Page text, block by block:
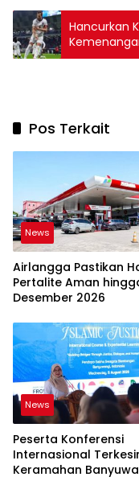
Hancurkan
Dunia 2026
Pos Terkait
News
Airlangga Pastikan
Pertalite Aman
Desember 2026
News
Peserta Konferensi
Internasional
Keramahan